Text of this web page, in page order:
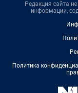
Редакция сайта
информации,
Политика